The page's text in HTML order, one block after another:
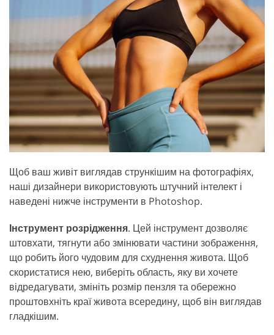
Щоб ваш живіт виглядав стрункішим на фотографіях,
наші дизайнери використовують штучний інтелект і
наведені нижче інструменти в Photoshop.
Інструмент розрідження. Цей інструмент дозволяє
штовхати, тягнути або змінювати частини зображення,
що робить його чудовим для схуднення живота. Щоб
скористатися нею, виберіть область, яку ви хочете
відредагувати, змініть розмір пензля та обережно
проштовхніть краї живота всередину, щоб він виглядав
гладкішим.